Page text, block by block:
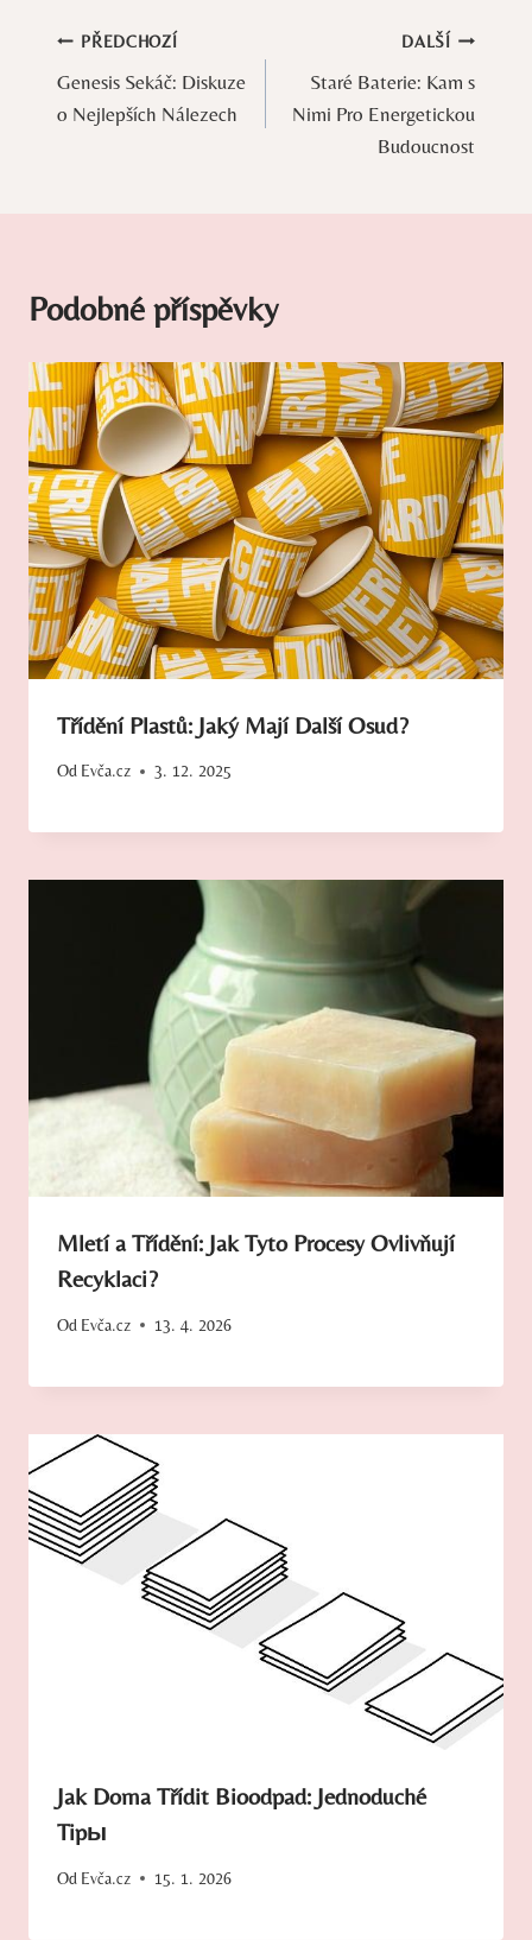
Navigace
pro
PŘEDCHOZÍ
Genesis Sekáč: Diskuze
o Nejlepších Nálezech
DALŠÍ
Staré Baterie: Kam s
Nimi Pro Energetickou
Budoucnost
Podobné příspěvky
Třídění Plastů: Jaký Mají Další Osud?
Od Evča.cz 3. 12. 2025
Mletí a Třídění: Jak Tyto Procesy Ovlivňují
Recyklaci?
Od Evča.cz 13. 4. 2026
Jak Doma Třídit Bioodpad: Jednoduché
Tipы
Od Evča.cz 15. 1. 2026